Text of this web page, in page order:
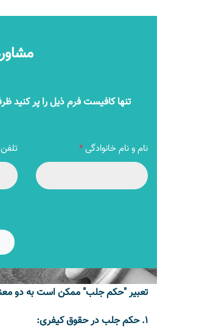
تنها کافیست فرم ذیل را پر
نام و نام خانوادگی*
تعبیر "حکم جلب" ممکن است به دو
1. حکم جلب در حقوق کیفری: